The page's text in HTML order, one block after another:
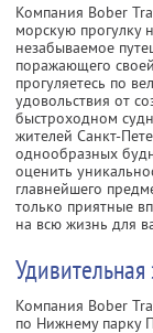
Компания Bober
морскую прогулку
незабываемое
поражающего
прогуляетесь по
удовольствия от
быстроходном
жителей Санкт-
однообразных
оценить
главнейшего
только приятные
на всю жизнь для
Удивительная
Компания Bober
по Нижнему парку